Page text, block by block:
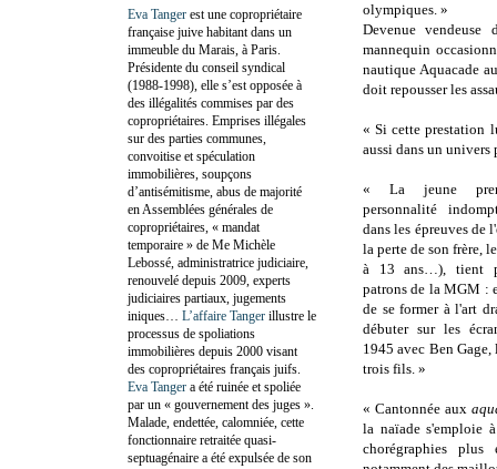
olympiques. »
Devenue vendeuse
mannequin
nautique Aquacade
doit repousser les
« Si cette prestation
aussi dans un univers
« La jeune
personnalité
dans les épreuves de
la perte de son frère,
à 13 ans…), tient
patrons de la MGM :
de se former à l'art
débuter sur les
1945 avec Ben Gage,
trois fils. »
« Cantonnée aux
la naïade s'emploie
chorégraphies plus
Eva Tanger est une copropriétaire
française juive habitant dans un
immeuble du Marais, à Paris.
Présidente du conseil syndical
(1988-1998), elle s’est opposée à
des illégalités commises par des
copropriétaires. Emprises illégales
sur des parties communes,
convoitise et spéculation
immobilières, soupçons
d’antisémitisme, abus de majorité
en Assemblées générales de
copropriétaires, « mandat
temporaire » de Me Michèle
Lebossé, administratrice judiciaire,
renouvelé depuis 2009, experts
judiciaires partiaux, jugements
iniques… L’affaire Tanger illustre le
processus de spoliations
immobilières depuis 2000 visant
des copropriétaires français juifs.
Eva Tanger a été ruinée et spoliée
par un « gouvernement des juges ».
Malade, endettée, calomniée, cette
fonctionnaire retraitée quasi-
septuagénaire a été expulsée de son